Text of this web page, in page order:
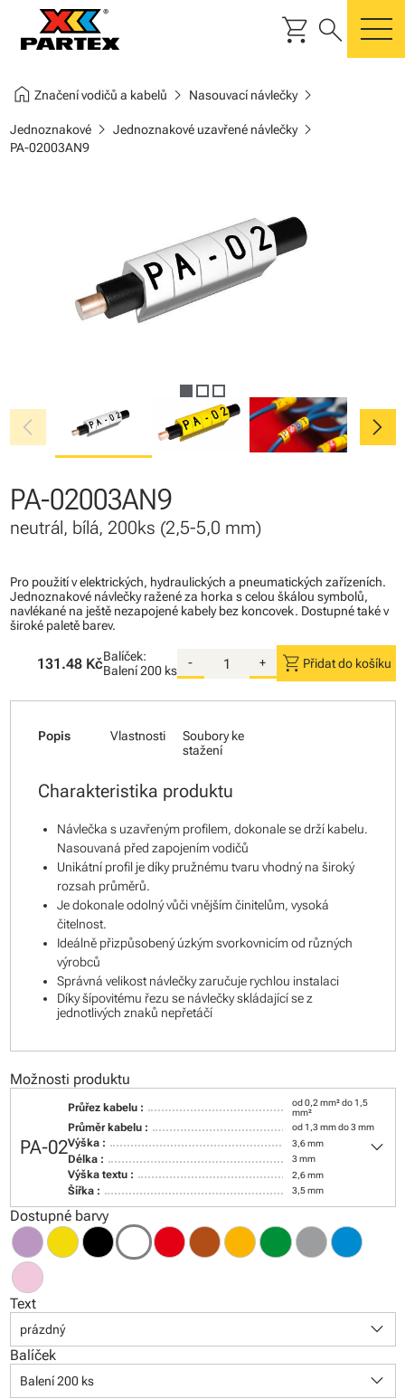
shopping_cart search
home Značení vodičů a kabelů chevron_right Nasouvací návlečkychevron_right
Jednoznakovéchevron_right Jednoznakové uzavřené návlečkychevron_right
PA-02003AN9
chevron_left chevron_right
PA-02003AN9
neutrál, bílá, 200ks (2,5-5,0 mm)
Pro použití v elektrických, hydraulických a pneumatických zařízeních.
Jednoznakové návlečky ražené za horka s celou škálou symbolů,
navlékané na ještě nezapojené kabely bez koncovek. Dostupné také v
široké paletě barev.
131.48 KčBalíček:
Balení200 ks
- + shopping_cart Přidat do košíku
Popis Vlastnosti
Soubory ke
stažení
Charakteristika produktu
Návlečka s uzavřeným profilem, dokonale se drží kabelu.
Nasouvaná před zapojením vodičů
Unikátní profil je díky pružnému tvaru vhodný na široký
rozsah průměrů.
Je dokonale odolný vůči vnějším činitelům, vysoká
čitelnost.
Ideálně přizpůsobený úzkým svorkovnicím od různých
výrobců
Správná velikost návlečky zaručuje rychlou instalaci
Díky šípovitému řezu se návlečky skládající se z
jednotlivých znaků nepřetáčí
Možnosti produktu
PA-02
Průřez kabelu :
od 0,2 mm² do 1,5
mm²
Průměr kabelu : od 1,3 mm do 3 mm
Výška : 3,6 mm
Délka : 3 mm
Výška textu : 2,6 mm
Šířka : 3,5 mm
keyboard_arrow_down
Dostupné barvy
Text
prázdný keyboard_arrow_down
Balíček
Balení 200 ks keyboard_arrow_down